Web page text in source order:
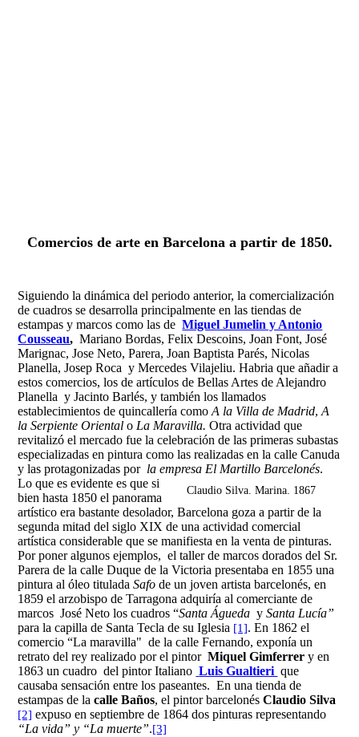
Comercios de arte en Barcelona a partir de 1850.
Siguiendo la dinámica del periodo anterior, la comercialización
de cuadros se desarrolla principalmente en las tiendas de
estampas y marcos como las deMiguel Jumelin y Antonio
Cousseau, Mariano Bordas, Felix Descoins, Joan Font, José
Marignac, Jose Neto, Parera, Joan Baptista Parés, Nicolas
Planella, Josep Roca y Mercedes Vilajeliu. Habria que añadir a
estos comercios, los de artículos de Bellas Artes de Alejandro
Planella y Jacinto Barlés, y también los llamados
establecimientos de quincallería comoA la Villa de Madrid,A
la Serpiente Oriental o La Maravilla. Otra actividad que
revitalizó el mercado fue la celebración de las primeras subastas
especializadas en pintura como las realizadas en la calle Canuda
y las protagonizadas por la empresa El Martillo Barcelonés.
Claudio Silva. Marina. 1867
Lo que es evidente es que si
bien hasta 1850 el panorama
artístico era bastante desolador, Barcelona goza a partir de la
segunda mitad del siglo XIX de una actividad comercial
artística considerable que se manifiesta en la venta de pinturas.
Por poner algunos ejemplos, el taller de marcos dorados del Sr.
Parera de la calle Duque de la Victoria presentaba en 1855 una
pintura al óleo tituladaSafo de un joven artista barcelonés, en
1859 el arzobispo de Tarragona adquiría al comerciante de
marcos José Neto los cuadros “Santa Águeda ySanta Lucía”
para la capilla de Santa Tecla de su Iglesia [1]. En 1862 el
comercio “La maravilla" de la calle Fernando, exponía un
retrato del rey realizado por el pintorMiquel Gimferrery en
1863 un cuadro del pintor Italiano Luis Gualtieri que
causaba sensación entre los paseantes. En una tienda de
estampas de lacalle Baños, el pintor barcelonésClaudio Silva
[2] expuso en septiembre de 1864 dos pinturas representando
“La vida” y “La muerte”.[3]